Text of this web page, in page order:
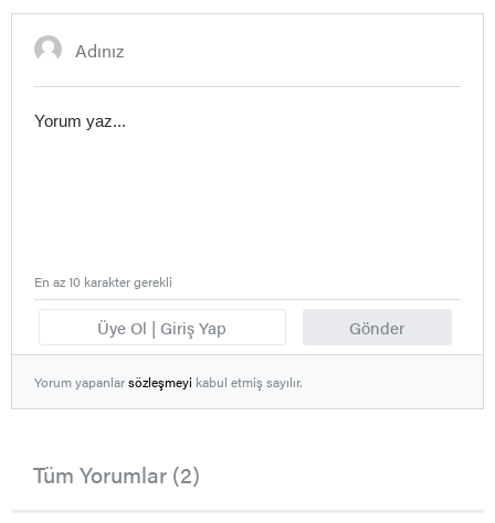
Üye Ol | Giriş Yap Gönder
En az 10 karakter gerekli
Yorum yapanlarsözleşmeyi kabul etmiş sayılır.
Tüm Yorumlar (2)